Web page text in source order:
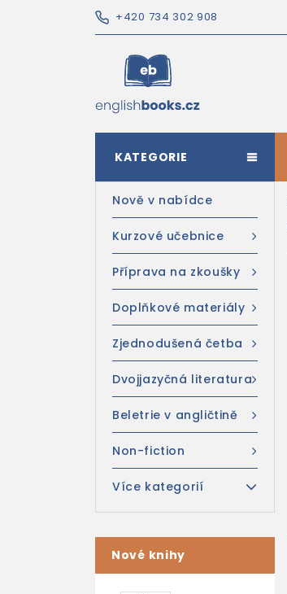
+420 734 302 908
KATEGORIE
Nově v nabídce
Kurzové učebnice
Příprava na zkoušky
Doplňkové materiály
Zjednodušená četba
Dvojjazyčná literatura
Beletrie v angličtině
Non-fiction
Více kategorií
Nové knihy